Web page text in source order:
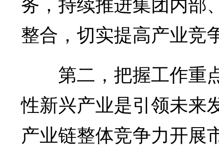
整合，切实提高产业竞
第二，把握工作重
性新兴产业是引领未来
产业链整体竞争力开展